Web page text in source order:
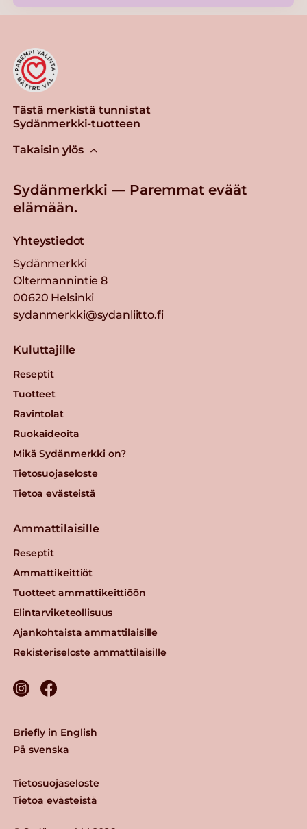
Tästä merkistä tunnistat
Sydänmerkki-tuotteen
Takaisin ylös
Sydänmerkki — Paremmat eväät
elämään.
Yhteystiedot
Sydänmerkki
Oltermannintie 8
00620 Helsinki
sydanmerkki@sydanliitto.fi
Kuluttajille
Reseptit
Tuotteet
Ravintolat
Ruokaideoita
Mikä Sydänmerkki on?
Tietosuojaseloste
Tietoa evästeistä
Ammattilaisille
Reseptit
Ammattikeittiöt
Tuotteet ammattikeittiöön
Elintarviketeollisuus
Ajankohtaista ammattilaisille
Rekisteriseloste ammattilaisille
Tietosuojaseloste
Tietoa evästeistä
Briefly in English
På svenska